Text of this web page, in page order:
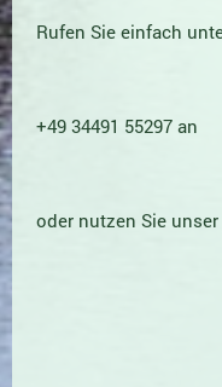
Rufen Sie einfach
+49 34491 55297 an
oder nutzen Sie unser